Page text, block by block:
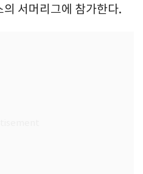
서머리그에 참가한다.